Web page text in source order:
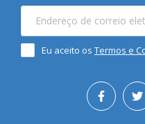
Eu aceito os Termos e